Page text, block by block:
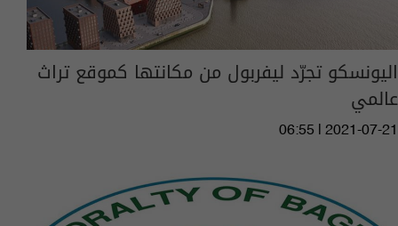
اليونسكو تجرّد ليفربول من مكانتها كموقع تراث
عالمي
06:55 | 2021-07-21